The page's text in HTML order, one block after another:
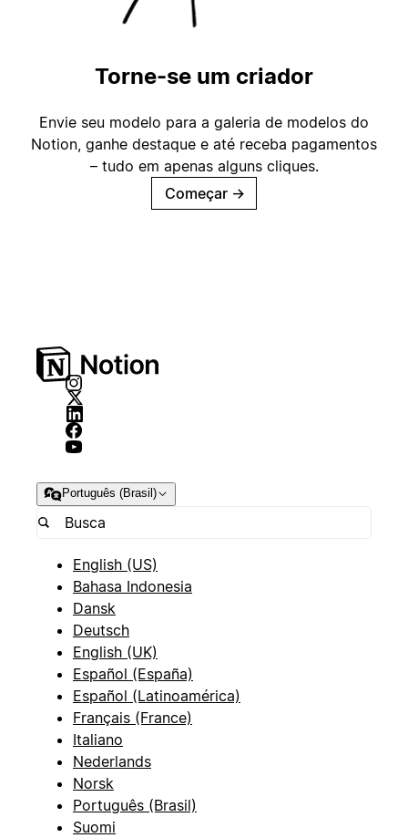
Torne-se um criador
Envie seu modelo para a galeria de modelos do
Notion, ganhe destaque e até receba pagamentos
– tudo em apenas alguns cliques.
Começar →
Português (Brasil)
English (US)
Bahasa Indonesia
Dansk
Deutsch
English (UK)
Español (España)
Español (Latinoamérica)
Français (France)
Italiano
Nederlands
Norsk
Português (Brasil)
Suomi